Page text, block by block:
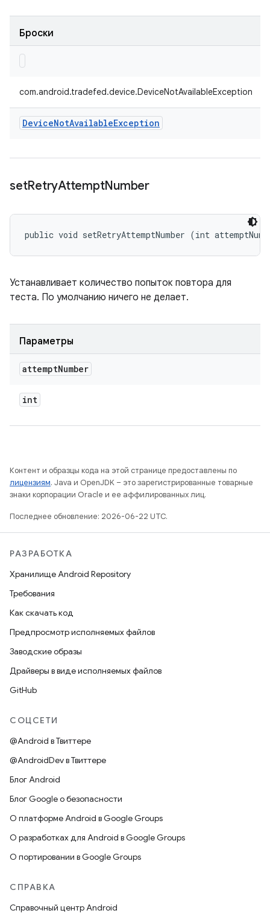
Броски
com.android.tradefed.device.DeviceNotAvailableException
DeviceNotAvailableException
setRetryAttemptNumber
public void setRetryAttemptNumber (int
Устанавливает количество попыток повтора для
теста. По умолчанию ничего не делает.
Параметры
attemptNumber
int
Контент и образцы кода на этой странице предоставлены по
лицензиям. Java и OpenJDK – это зарегистрированные товарные
знаки корпорации Oracle и ее аффилированных лиц.
Последнее обновление: 2026-06-22 UTC.
РАЗРАБОТКА
Хранилище Android Repository
Требования
Как скачать код
Предпросмотр исполняемых файлов
Заводские образы
Драйверы в виде исполняемых файлов
GitHub
СОЦСЕТИ
@Android в Твиттере
@AndroidDev в Твиттере
Блог Android
Блог Google о безопасности
О платформе Android в Google Groups
О разработках для Android в Google Groups
О портировании в Google Groups
СПРАВКА
Справочный центр Android